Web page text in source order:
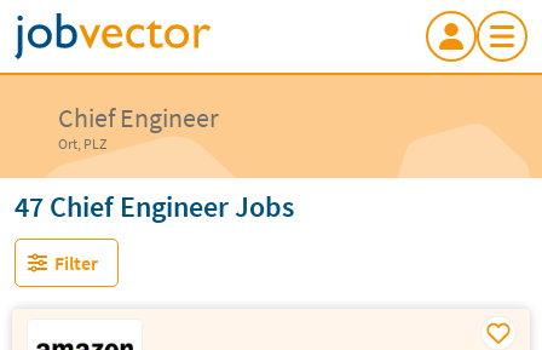
Chief Engineer
Ort, PLZ
47 Chief Engineer Jobs
Filter